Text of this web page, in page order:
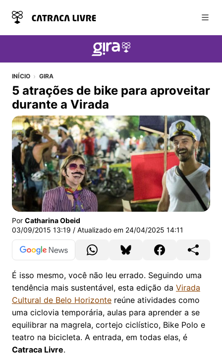
INÍCIO GIRA
5 atrações de bike para aproveitar
durante a Virada
5 atrações de bike para aproveitar durante a Virada
Por Catharina Obeid
03/09/2015 13:19 / Atualizado em 24/04/2025 14:11
É isso mesmo, você não leu errado. Seguindo uma
tendência mais sustentável, esta edição da Virada
Cultural de Belo Horizonte reúne atividades como
uma ciclovia temporária, aulas para aprender a se
equilibrar na magrela, cortejo ciclístico, Bike Polo e
teatro na bicicleta. A entrada, em todas elas, é
Catraca Livre.